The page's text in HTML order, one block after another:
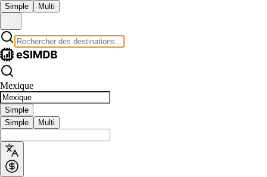
Simple Multi
Mexique
Simple
Simple
Multi